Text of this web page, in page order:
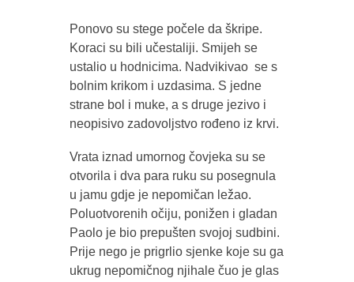
Ponovo su stege počele da škripe.
Koraci su bili učestaliji. Smijeh se
ustalio u hodnicima. Nadvikivao se s
bolnim krikom i uzdasima. S jedne
strane bol i muke, a s druge jezivo i
neopisivo zadovoljstvo rođeno iz krvi.
Vrata iznad umornog čovjeka su se
otvorila i dva para ruku su posegnula
u jamu gdje je nepomičan ležao.
Poluotvorenih očiju, ponižen i gladan
Paolo je bio prepušten svojoj sudbini.
Prije nego je prigrlio sjenke koje su ga
ukrug nepomičnog njihale čuo je glas